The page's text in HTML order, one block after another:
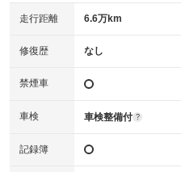
走行距離 6.6万km
修復歴 なし
禁煙車
車検 車検整備付 ?
記録簿